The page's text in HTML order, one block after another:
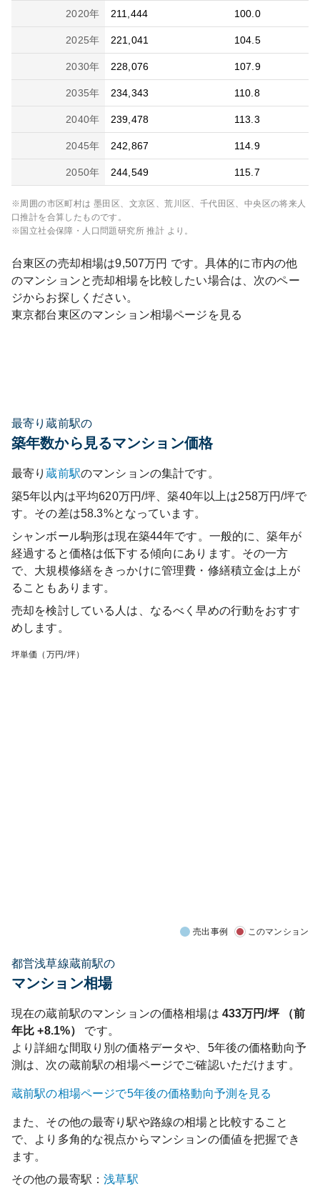
2020年 211,444 100.0
2025年 221,041 104.5
2030年 228,076 107.9
2035年 234,343 110.8
2040年 239,478 113.3
2045年 242,867 114.9
2050年 244,549 115.7
※周囲の市区町村は 墨田区、文京区、荒川区、千代田区、中央区の将来人
口推計を合算したものです。
※国立社会保障・人口問題研究所 推計 より。
台東区の売却相場は9,507万円 です。具体的に市内の他
のマンションと売却相場を比較したい場合は、次のペー
ジからお探しください。
東京都台東区のマンション相場ページを見る
最寄り蔵前駅の
築年数から見るマンション価格
最寄り蔵前駅のマンションの集計です。
築5年以内は平均620万円/坪、築40年以上は258万円/坪で
す。その差は58.3%となっています。
シャンボール駒形は現在築44年です。一般的に、築年が
経過すると価格は低下する傾向にあります。その一方
で、大規模修繕をきっかけに管理費・修繕積立金は上が
ることもあります。
売却を検討している人は、なるべく早めの行動をおすす
めします。
坪単価（万円/坪）
売出事例 このマンション
都営浅草線蔵前駅の
マンション相場
現在の蔵前駅のマンションの価格相場は 433万円/坪 （前
年比+8.1%）
です。
より詳細な間取り別の価格データや、5年後の価格動向予
測は、次の蔵前駅の相場ページでご確認いただけます。
蔵前駅の相場ページで5年後の価格動向予測を見る
また、その他の最寄り駅や路線の相場と比較すること
で、より多角的な視点からマンションの価値を把握でき
ます。
その他の最寄駅：浅草駅